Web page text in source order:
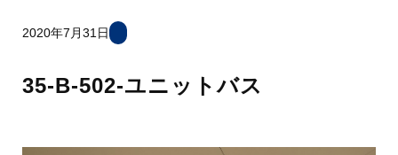
2020年7月31日
35-B-502-ユニットバス